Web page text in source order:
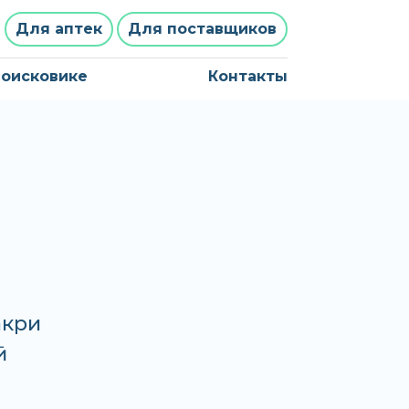
Для аптек Для поставщиков
Контакты